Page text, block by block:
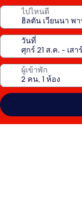
ไปไหนดี
วันที่
ผู้เข้าพัก